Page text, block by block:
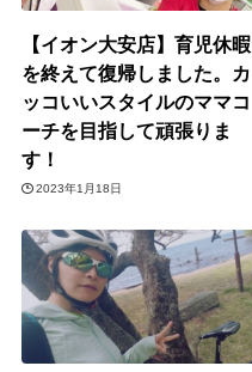
【イオン大安店】育児休暇
を終えて復帰しました。カ
ッコいいスタイルのママコ
ーチを目指して頑張りま
す！
2023年1月18日